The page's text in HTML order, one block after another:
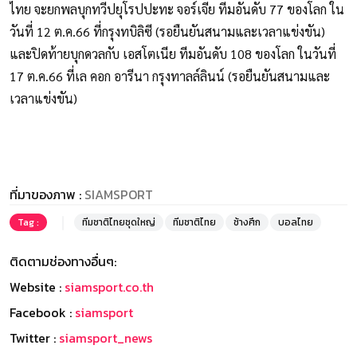
ไทย จะยกพลบุกทวีปยุโรปปะทะ จอร์เจีย ทีมอันดับ 77 ของโลก ใน
วันที่ 12 ต.ค.66 ที่กรุงทบิลิซี (รอยืนยันสนามและเวลาแข่งขัน)
และปิดท้ายบุกดวลกับ เอสโตเนีย ทีมอันดับ 108 ของโลก ในวันที่
17 ต.ค.66 ที่เล คอก อารีนา กรุงทาลล์ลินน์ (รอยืนยันสนามและ
เวลาแข่งขัน)
ที่มาของภาพ : SIAMSPORT
Tag : ทีมชาติไทยชุดใหญ่ ทีมชาติไทย ช้างศึก บอลไทย
ติดตามช่องทางอื่นๆ:
Website : siamsport.co.th
Facebook : siamsport
Twitter : siamsport_news